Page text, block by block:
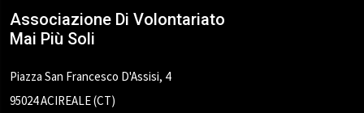
Associazione Di Volontariato
Mai Più Soli
Piazza San Francesco D'Assisi, 4
95024 ACIREALE (CT)